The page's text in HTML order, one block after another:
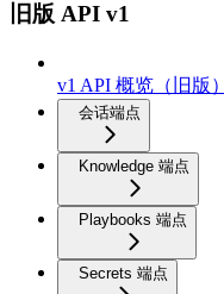
旧版 API v1
v1 API 概览（旧版）
会话端点
Knowledge 端点
Playbooks 端点
Secrets 端点